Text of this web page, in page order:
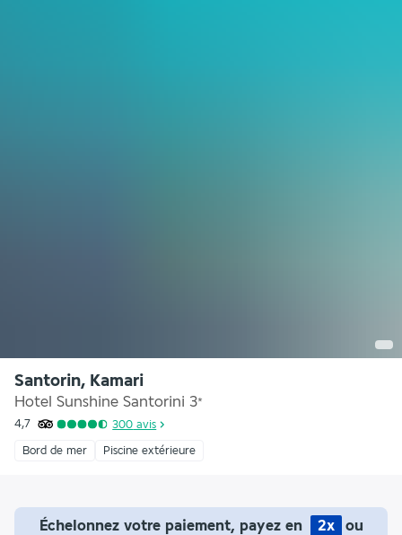
Santorin, Kamari
Hotel Sunshine Santorini 3*
4,7 300 avis
Bord de mer Piscine extérieure
Échelonnez votre paiement, payez en 2x ou